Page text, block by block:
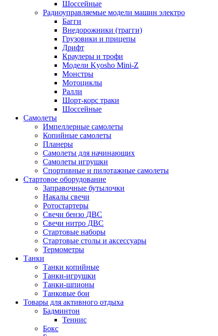
Шоссейные
Радиоуправляемые модели машин электро
Багги
Внедорожники (трагги)
Грузовики и прицепы
Дрифт
Краулеры и трофи
Модели Kyosho Mini-Z
Монстры
Мотоциклы
Ралли
Шорт-корс траки
Шоссейные
Самолеты
Импеллерные самолеты
Копийные самолеты
Планеры
Самолеты для начинающих
Самолеты игрушки
Спортивные и пилотажные самолеты
Стартовое оборудование
Заправочные бутылочки
Накалы свечи
Ротостартеры
Свечи бензо ДВС
Свечи нитро ДВС
Стартовые наборы
Стартовые столы и аксессуары
Термометры
Танки
Танки копийные
Танки-игрушки
Танки-шпионы
Танковые бои
Товары для активного отдыха
Бадминтон
Теннис
Бокс